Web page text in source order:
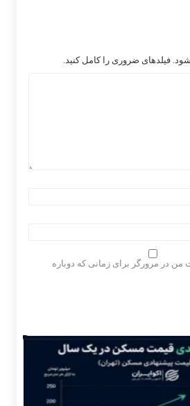
فیلدهای ضروری را کامل کنید.
من در مرورگر برای زمانی که دوباره